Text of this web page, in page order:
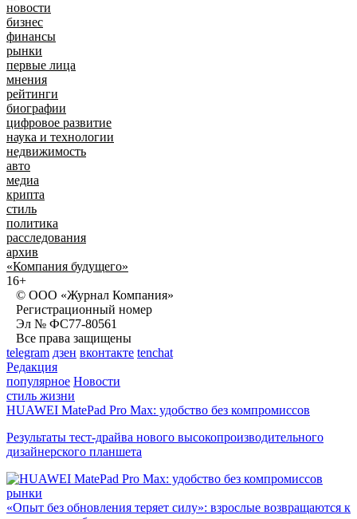
новости
бизнес
финансы
рынки
первые лица
мнения
рейтинги
биографии
цифровое развитие
наука и технологии
недвижимость
авто
медиа
крипта
стиль
политика
расследования
архив
«Компания будущего»
16+
© ООО «Журнал Компания»
Регистрационный номер
Эл № ФС77-80561
Все права защищены
telegram дзен вконтакте tenchat
Редакция
популярное Новости
стиль жизни
HUAWEI MatePad Pro Max: удобство без компромиссов
Результаты тест-драйва нового высокопроизводительного
дизайнерского планшета
рынки
«Опыт без обновления теряет силу»: взрослые возвращаются к